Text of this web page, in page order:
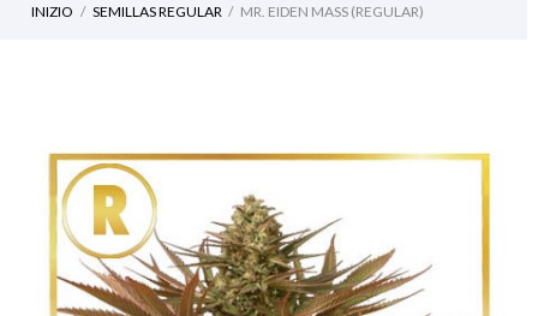
INIZIO SEMILLAS REGULAR MR. EIDEN MASS (REGULAR)